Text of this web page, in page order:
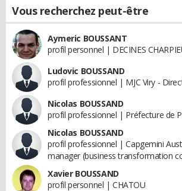
Vous recherchez peut-être
Aymeric BOUSSANT
profil personnel | DECINES
Ludovic BOUSSAND
profil professionnel | MJC Viry -
Nicolas BOUSSAND
profil professionnel | Préfecture de
Nicolas BOUSSAND
profil professionnel | Capgemini
manager (business transformation
Xavier BOUSSAND
profil personnel | CHATOU